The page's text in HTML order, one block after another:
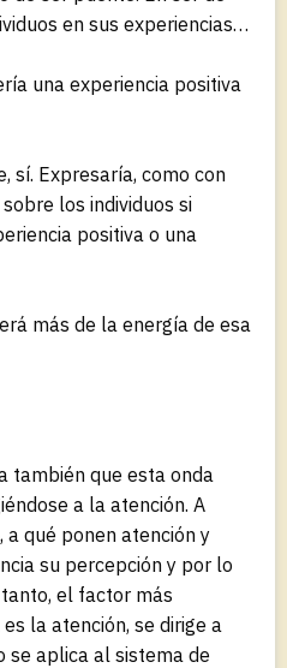
en sus experiencias…
una experiencia positiva
sí. Expresaría, como con
los individuos si
positiva o una
más de la energía de esa
también que esta onda
a la atención. A
a qué ponen atención y
su percepción y por lo
el factor más
la atención, se dirige a
se aplica al sistema de